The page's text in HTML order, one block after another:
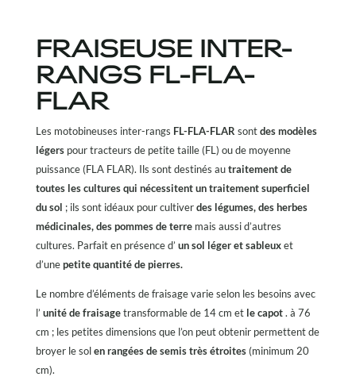
FRAISEUSE INTER-
RANGS FL-FLA-
FLAR
Les motobineuses inter-rangs FL-FLA-FLAR sontdes modèles
légerspour tracteurs de petite taille (FL) ou de moyenne
puissance (FLA FLAR). Ils sont destinés autraitement de
toutes les cultures qui nécessitent un traitement superficiel
du sol ; ils sont idéaux pour cultiverdes légumes, des herbes
médicinales, des pommes de terremais aussi d’autres
cultures. Parfait en présence d’ un sol léger et sableuxet
d’unepetite quantité de pierres.
Le nombre d’éléments de fraisage varie selon les besoins avec
l’ unité de fraisagetransformable de 14 cm et le capot. à 76
cm ; les petites dimensions que l’on peut obtenir permettent de
broyer le solen rangées de semis très étroites(minimum 20
cm).